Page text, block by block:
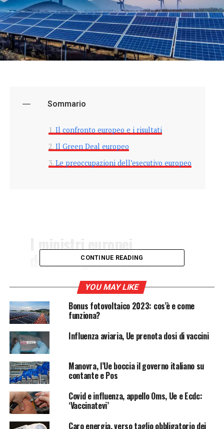
Sommario
Il confronto europeo e i risultati
Il Green Deal europeo
Le preoccupazioni dell’esecutivo europeo
I ministri europei
dell’energia, in video
conferenza, si sono
confrontati sulle tematiche
energetiche e sulla
sofferenza del settore delle
energie rinnovabili. È
importante, ora più che
mai, riuscire a preservare
le tecnologie pulite. A dirlo
è il commissario europeo
CONTINUE READING
YOU MAY LIKE
Bonus fotovoltaico 2023: cos’è e come
funziona?
Influenza aviaria, Ue prenota dosi di vaccini
Manovra, l’Ue boccia il governo italiano su
contante e Pos
Covid e influenza, appello Oms, Ue e Ecdc:
‘Vaccinatevi’
Caro energia, verso taglio obbligatorio dei